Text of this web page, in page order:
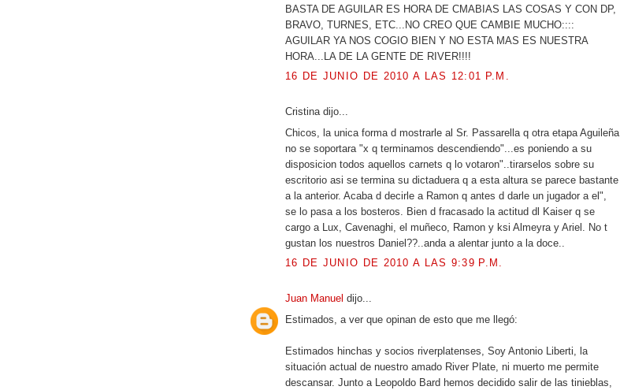
BASTA DE AGUILAR ES HORA DE CMABIAS LAS COSAS Y CON DP,
BRAVO, TURNES, ETC...NO CREO QUE CAMBIE MUCHO::::
AGUILAR YA NOS COGIO BIEN Y NO ESTA MAS ES NUESTRA
HORA...LA DE LA GENTE DE RIVER!!!!
16 DE JUNIO DE 2010 A LAS 12:01 P.M.
Cristina dijo...
Chicos, la unica forma d mostrarle al Sr. Passarella q otra etapa Aguileña
no se soportara "x q terminamos descendiendo"...es poniendo a su
disposicion todos aquellos carnets q lo votaron"..tirarselos sobre su
escritorio asi se termina su dictaduera q a esta altura se parece bastante
a la anterior. Acaba d decirle a Ramon q antes d darle un jugador a el",
se lo pasa a los bosteros. Bien d fracasado la actitud dl Kaiser q se
cargo a Lux, Cavenaghi, el muñeco, Ramon y ksi Almeyra y Ariel. No t
gustan los nuestros Daniel??..anda a alentar junto a la doce..
16 DE JUNIO DE 2010 A LAS 9:39 P.M.
Juan Manuel dijo...
Estimados, a ver que opinan de esto que me llegó:
Estimados hinchas y socios riverplatenses, Soy Antonio Liberti, la
situación actual de nuestro amado River Plate, ni muerto me permite
descansar. Junto a Leopoldo Bard hemos decidido salir de las tinieblas,